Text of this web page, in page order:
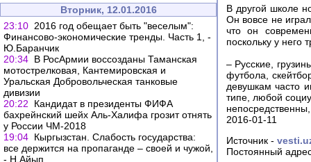
Вторник, 12.01.2016
23:10 2016 год обещает быть "веселым":
Финансово-экономические тренды. Часть 1, -
Ю.Баранчик
20:34 В РосАрмии воссозданы Таманская
мотострелковая, Кантемировская и
Уральская Добровольческая танковые
дивизии
20:22
Кандидат в президенты ФИФА
бахрейнский шейх Аль-Халифа грозит отнять
у России ЧМ-2018
19:04 Кыргызстан. Слабость государства:
все держится на пропаганде – своей и чужой,
- Н.Айып
В другой школе
Он вовсе не
что он
поскольку у него
– Русские,
футбола,
девушкам часто
типе, любой
2016-01-11
Источник -
Постоянный